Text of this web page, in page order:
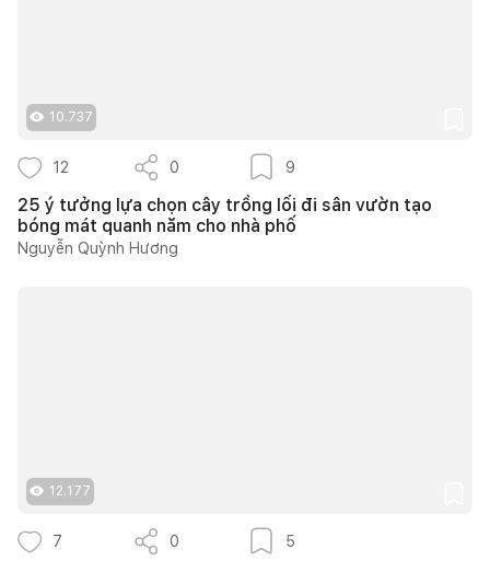
10.737
12 0 9
25 ý tưởng lựa chọn cây trồng lối đi sân vườn tạo
bóng mát quanh năm cho nhà phố
Nguyễn Quỳnh Hương
12.177
7 0 5